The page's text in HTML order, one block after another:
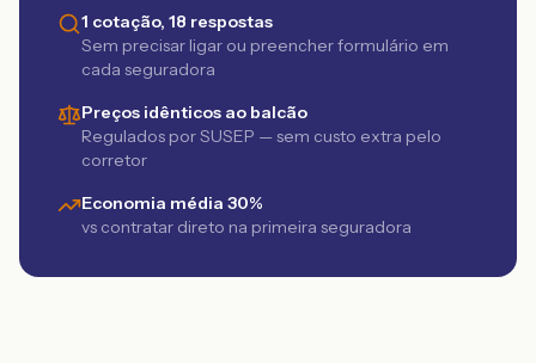
1 cotação, 18 respostas
Sem precisar ligar ou preencher formulário em
cada seguradora
Preços idênticos ao balcão
Regulados por SUSEP — sem custo extra pelo
corretor
Economia média 30%
vs contratar direto na primeira seguradora